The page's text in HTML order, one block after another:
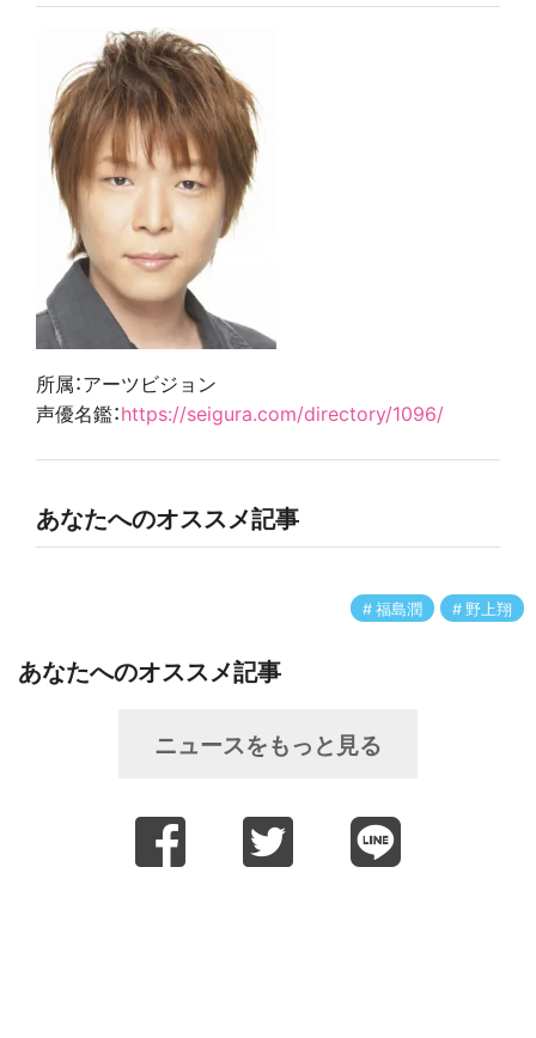
所属：アーツビジョン
声優名鑑：https://seigura.com/directory/1096/
あなたへのオススメ記事
福島潤 野上翔
あなたへのオススメ記事
ニュースをもっと見る